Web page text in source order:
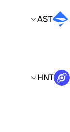
AST
HNT